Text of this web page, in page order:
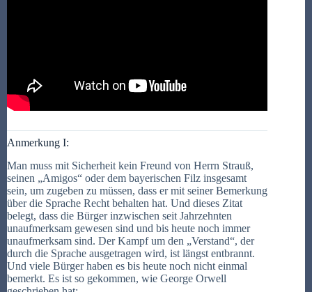
Anmerkung I:
Man muss mit Sicherheit kein Freund von Herrn Strauß,
seinen „Amigos“ oder dem bayerischen Filz insgesamt
sein, um zugeben zu müssen, dass er mit seiner Bemerkung
über die Sprache Recht behalten hat. Und dieses Zitat
belegt, dass die Bürger inzwischen seit Jahrzehnten
unaufmerksam gewesen sind und bis heute noch immer
unaufmerksam sind. Der Kampf um den „Verstand“, der
durch die Sprache ausgetragen wird, ist längst entbrannt.
Und viele Bürger haben es bis heute noch nicht einmal
bemerkt. Es ist so gekommen, wie George Orwell